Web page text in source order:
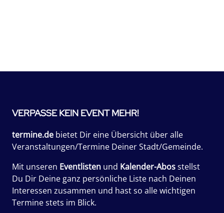
VERPASSE KEIN EVENT MEHR!
termine.de bietet Dir eine Übersicht über alle
Veranstaltungen/Termine Deiner Stadt/Gemeinde.
Mit unseren Eventlisten und Kalender-Abosstellst
Du Dir Deine ganz persönliche Liste nach Deinen
Interessen zusammen und hast so alle wichtigen
Termine stets im Blick.